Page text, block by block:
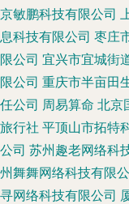
京敏鹏科技有限公司
息科技有限公司 枣庄
限公司 宜兴市宜城街
限公司 重庆市半亩田
任公司 周易算命 北京
旅行社 平顶山市拓特
公司 苏州趣老网络科
州舞舞网络科技有限
寻网络科技有限公司